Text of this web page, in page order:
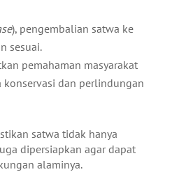
), pengembalian satwa ke
sesuai.
pemahaman masyarakat
dan perlindungan
satwa tidak hanya
dipersiapkan agar dapat
alaminya.